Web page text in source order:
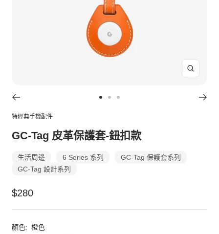
放
1
2
3
特經典手機配件
GC-Tag 皮革保護套-鈕扣款
生活周邊 6 Series 系列
GC-Tag 保護套系列
GC-Tag 設計系列
特
價
$280
顏色: 橙色